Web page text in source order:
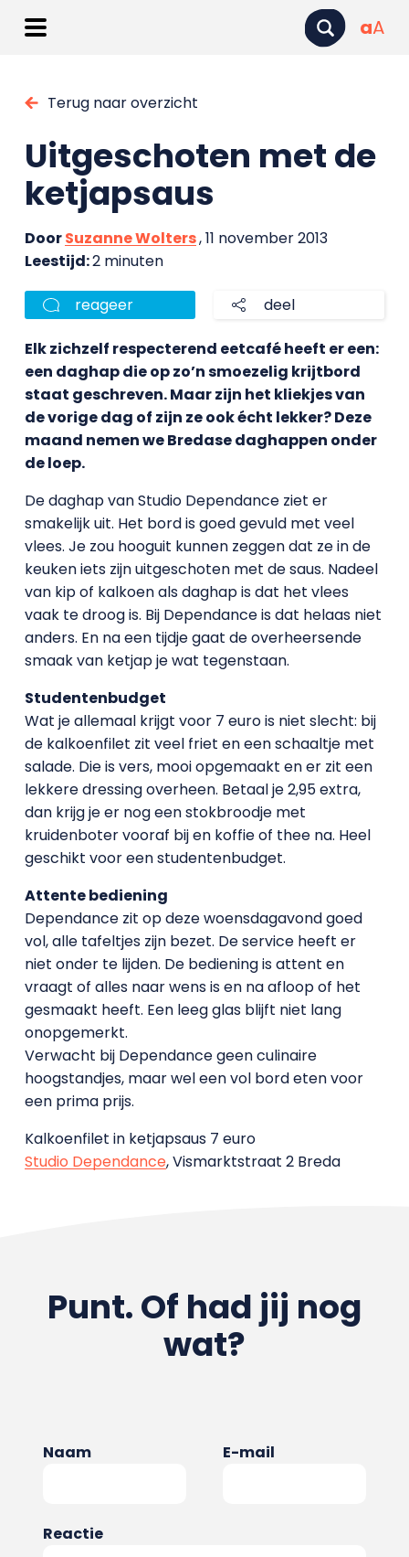
aA
Terug naar overzicht
Uitgeschoten met de
ketjapsaus
DoorSuzanne Wolters, 11 november 2013
Leestijd:2 minuten
reageer deel
Elk zichzelf respecterend eetcafé heeft er een:
een daghap die op zo’n smoezelig krijtbord
staat geschreven. Maar zijn het kliekjes van
de vorige dag of zijn ze ook écht lekker? Deze
maand nemen we Bredase daghappen onder
de loep.
De daghap van Studio Dependance ziet er
smakelijk uit. Het bord is goed gevuld met veel
vlees. Je zou hooguit kunnen zeggen dat ze in de
keuken iets zijn uitgeschoten met de saus. Nadeel
van kip of kalkoen als daghap is dat het vlees
vaak te droog is. Bij Dependance is dat helaas niet
anders. En na een tijdje gaat de overheersende
smaak van ketjap je wat tegenstaan.
Studentenbudget
Wat je allemaal krijgt voor 7 euro is niet slecht: bij
de kalkoenfilet zit veel friet en een schaaltje met
salade. Die is vers, mooi opgemaakt en er zit een
lekkere dressing overheen. Betaal je 2,95 extra,
dan krijg je er nog een stokbroodje met
kruidenboter vooraf bij en koffie of thee na. Heel
geschikt voor een studentenbudget.
Attente bediening
Dependance zit op deze woensdagavond goed
vol, alle tafeltjes zijn bezet. De service heeft er
niet onder te lijden. De bediening is attent en
vraagt of alles naar wens is en na afloop of het
gesmaakt heeft. Een leeg glas blijft niet lang
onopgemerkt.
Verwacht bij Dependance geen culinaire
hoogstandjes, maar wel een vol bord eten voor
een prima prijs.
Kalkoenfilet in ketjapsaus 7 euro
Studio Dependance, Vismarktstraat 2 Breda
Punt. Of had jij nog
wat?
Naam E-mail
Reactie